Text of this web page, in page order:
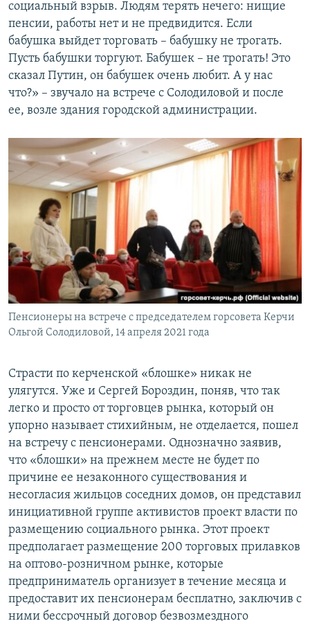
социальный взрыв. Людям терять нечего: нищие
пенсии, работы нет и не предвидится. Если
бабушка выйдет торговать – бабушку не трогать.
Пусть бабушки торгуют. Бабушек – не трогать! Это
сказал Путин, он бабушек очень любит. А у нас
что?» – звучало на встрече с Солодиловой и после
ее, возле здания городской администрации.
Пенсионеры на встрече с председателем горсовета Керчи
Ольгой Солодиловой, 14 апреля 2021 года
Страсти по керченской «блошке» никак не
улягутся. Уже и Сергей Бороздин, поняв, что так
легко и просто от торговцев рынка, который он
упорно называет стихийным, не отделается, пошел
на встречу с пенсионерами. Однозначно заявив,
что «блошки» на прежнем месте не будет по
причине ее незаконного существования и
несогласия жильцов соседних домов, он представил
инициативной группе активистов проект власти по
размещению социального рынка. Этот проект
предполагает размещение 200 торговых прилавков
на оптово-розничном рынке, которые
предприниматель организует в течение месяца и
предоставит их пенсионерам бесплатно, заключив с
ними бессрочный договор безвозмездного